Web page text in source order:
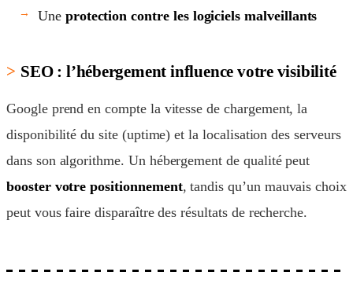
Une protection contre les logiciels malveillants
SEO : l’hébergement influence votre visibilité
Google prend en compte la vitesse de chargement, la
disponibilité du site (uptime) et la localisation des serveurs
dans son algorithme. Un hébergement de qualité peut
booster votre positionnement, tandis qu’un mauvais choix
peut vous faire disparaître des résultats de recherche.